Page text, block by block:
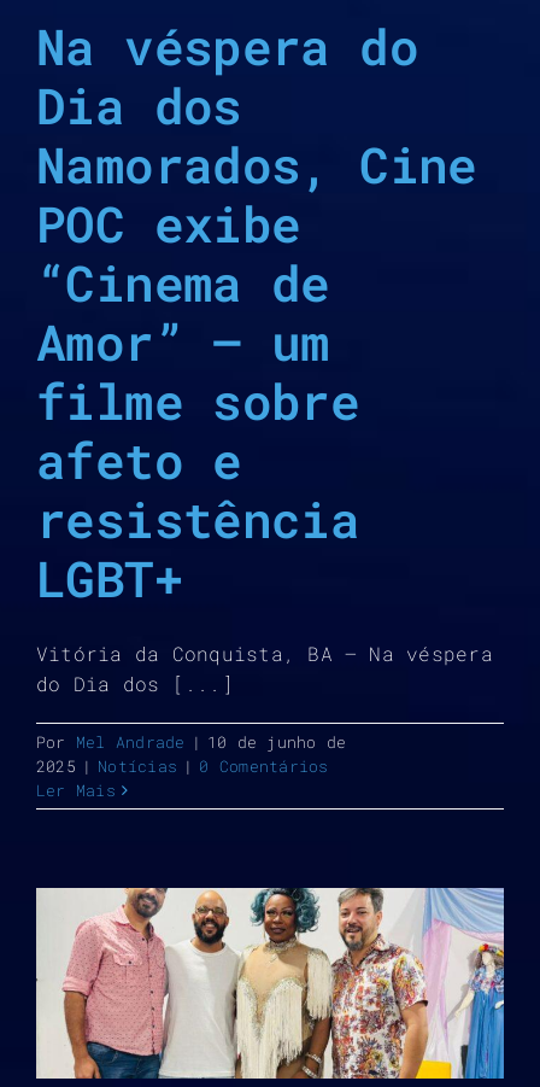
Na véspera do
Dia dos
Namorados, Cine
POC exibe
“Cinema de
Amor” — um
filme sobre
afeto e
resistência
LGBT+
Vitória da Conquista, BA – Na véspera
do Dia dos [...]
Por Mel Andrade | 10 de junho de
2025 | Notícias | 0 Comentários
Ler Mais